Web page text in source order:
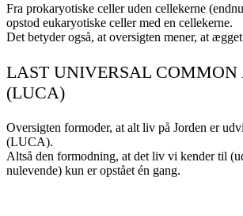
Fra prokaryotiske celler uden cellekerne
opstod eukaryotiske celler med en cellekerne.
Det betyder også, at oversigten mener, at
LAST UNIVERSAL COMMON
(LUCA)
Oversigten formoder, at alt liv på Jorden er
(LUCA).
Altså den formodning, at det liv vi kender til
nulevende) kun er opstået én gang.